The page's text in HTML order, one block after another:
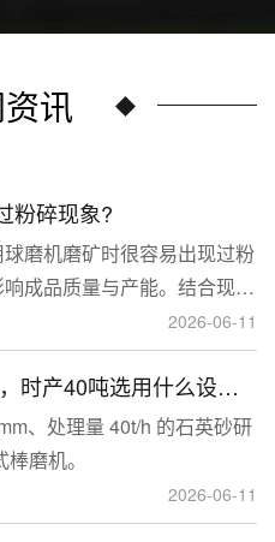
讯
粉碎现象?
磨机磨矿时很容易出现过粉
成品质量与产能。结合现场
介质、运行参数、配套设备多
2026-06-11
石英砂3mm研磨至0.5mm，时产40吨选用什么设备？
、处理量 40t/h 的石英砂研
磨机。
2026-06-11